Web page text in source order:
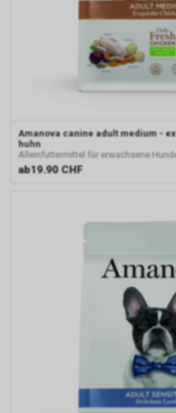
Amanova canine adult medium -
huhn
Alleinfuttermittel für erwachsene
ab19.90 CHF